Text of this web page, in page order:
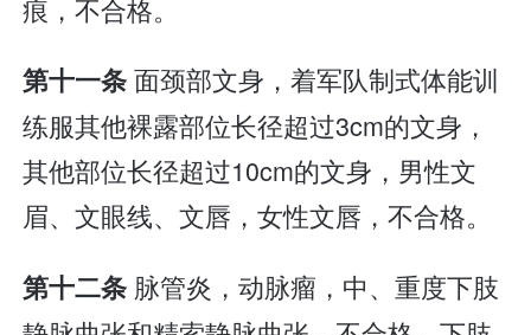
痕，不合格。
第十一条面颈部文身，着军队制式体能训
练服其他裸露部位长径超过3cm的文身，
其他部位长径超过10cm的文身，男性文
眉、文眼线、文唇，女性文唇，不合格。
第十二条 脉管炎，动脉瘤，中、重度下肢